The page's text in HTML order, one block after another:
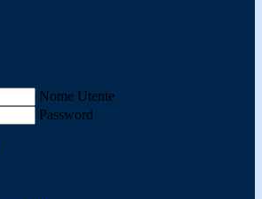
Nome Utente
Password